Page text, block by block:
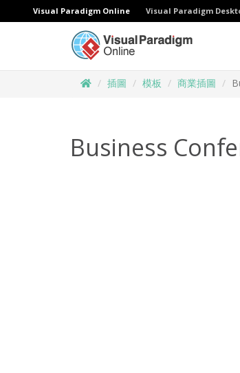
Visual Paradigm Online Visual Paradigm
插圖 模板 商業插圖
Business